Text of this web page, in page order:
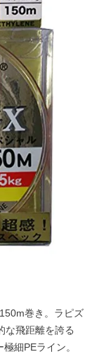
巻き。ラピズ
な飛距離を誇る
細PEライン。